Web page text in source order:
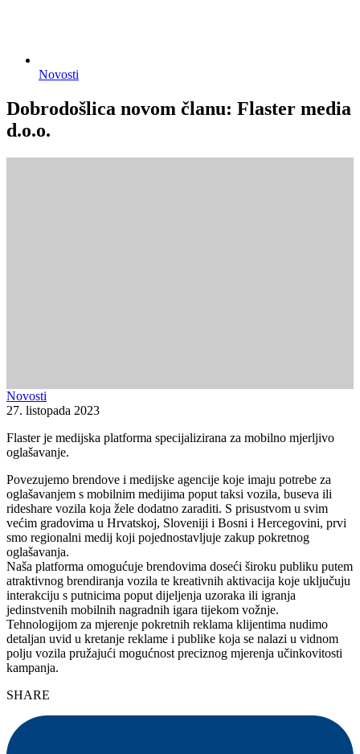
Novosti
Dobrodošlica novom članu: Flaster media
d.o.o.
Novosti
27. listopada 2023
Flaster je medijska platforma specijalizirana za mobilno mjerljivo
oglašavanje.
Povezujemo brendove i medijske agencije koje imaju potrebe za
oglašavanjem s mobilnim medijima poput taksi vozila, buseva ili
rideshare vozila koja žele dodatno zaraditi. S prisustvom u svim
većim gradovima u Hrvatskoj, Sloveniji i Bosni i Hercegovini, prvi
smo regionalni medij koji pojednostavljuje zakup pokretnog
oglašavanja.
Naša platforma omogućuje brendovima doseći široku publiku putem
atraktivnog brendiranja vozila te kreativnih aktivacija koje uključuju
interakciju s putnicima poput dijeljenja uzoraka ili igranja
jedinstvenih mobilnih nagradnih igara tijekom vožnje.
Tehnologijom za mjerenje pokretnih reklama klijentima nudimo
detaljan uvid u kretanje reklame i publike koja se nalazi u vidnom
polju vozila pružajući mogućnost preciznog mjerenja učinkovitosti
kampanja.
SHARE